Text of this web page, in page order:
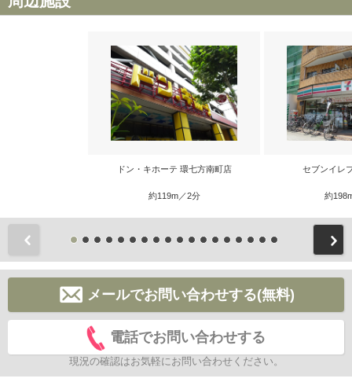
ドン・キホーテ 環七方南町店
約119m／2分
セブンイレ
約
メールでお問い合わせする(無料)
電話でお問い合わせする
現況の確認はお気軽にお問い合わせください。